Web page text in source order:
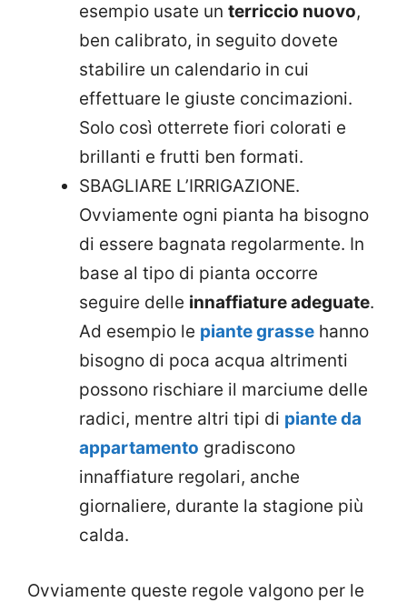
esempio usate un terriccio nuovo,
ben calibrato, in seguito dovete
stabilire un calendario in cui
effettuare le giuste concimazioni.
Solo così otterrete fiori colorati e
brillanti e frutti ben formati.
SBAGLIARE L’IRRIGAZIONE.
Ovviamente ogni pianta ha bisogno
di essere bagnata regolarmente. In
base al tipo di pianta occorre
seguire delle innaffiature adeguate.
Ad esempio le piante grasse hanno
bisogno di poca acqua altrimenti
possono rischiare il marciume delle
radici, mentre altri tipi di piante da
appartamento gradiscono
innaffiature regolari, anche
giornaliere, durante la stagione più
calda.
Ovviamente queste regole valgono per le